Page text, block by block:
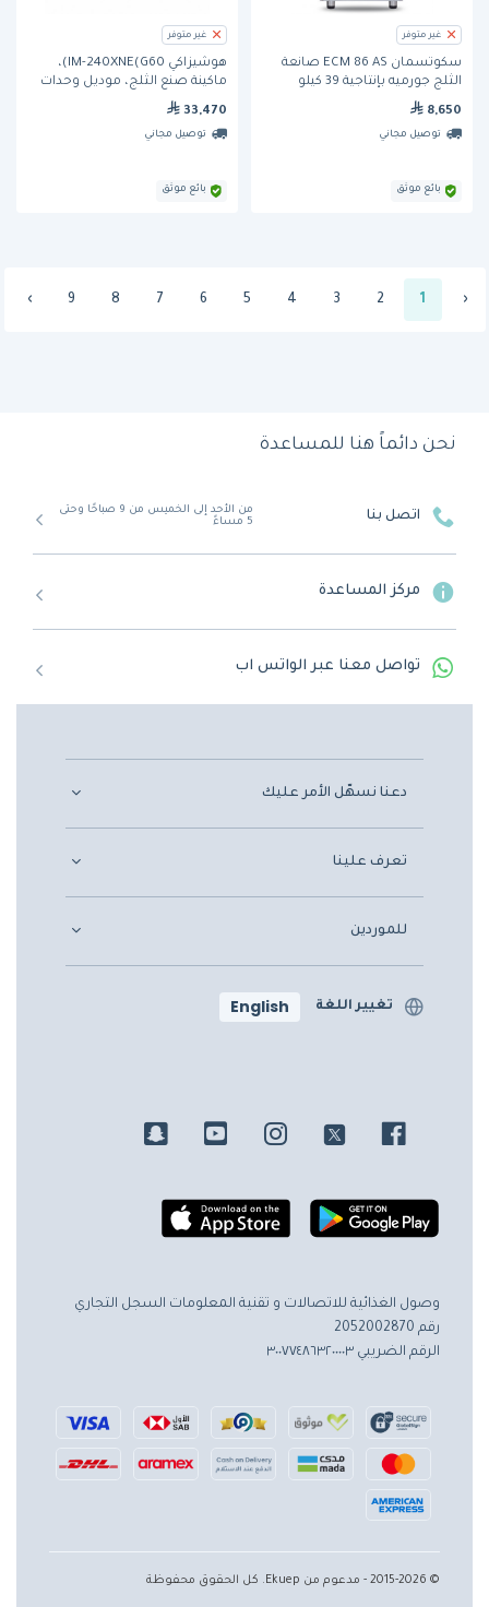
غير متوفر
سكوتسمان ECM 86 AS صانعة
الثلج جورميه بإنتاجية 39 كيلو
8,650
توصيل مجاني
بائع موثق
غير متوفر
هوشيزاكي IM-240XNE(G60)،
ماكينة صنع الثلج، موديل وحدات
كجم/يوم.
33,470
توصيل مجاني
بائع موثق
‹
1
2
3
4
5
6
7
8
9
›
نحن دائماً هنا للمساعدة
اتصل بنا
من الأحد إلى الخميس من 9 صباحًا وحتى
5 مساءً
مركز المساعدة
تواصل معنا عبر الواتس اب
دعنا نسهّل الأمر عليك
تعرف علينا
للموردين
تغيير اللغة English
وصول الغذائية للاتصالات و تقنية المعلومات السجل التجاري
رقم 2052002870
الرقم الضريبي ٣٠٠٧٧٤٨٦٣٢٠٠٠٠٣
© 2015-2026 - مدعوم من Ekuep. كل الحقوق محفوظة